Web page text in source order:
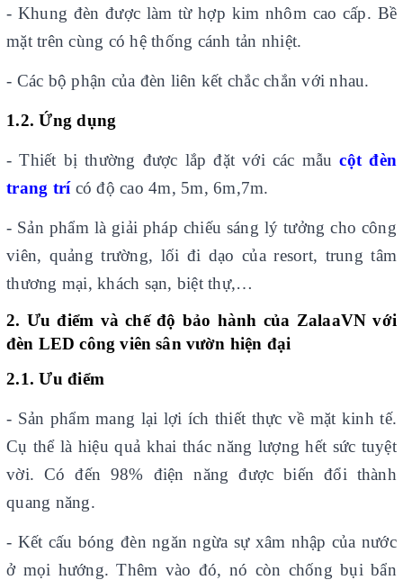
- Khung đèn được làm từ hợp kim nhôm cao cấp. Bề
mặt trên cùng có hệ thống cánh tản nhiệt.
- Các bộ phận của đèn liên kết chắc chắn với nhau.
1.2. Ứng dụng
- Thiết bị thường được lắp đặt với các mẫucột đèn
trang trícó độ cao 4m, 5m, 6m,7m.
- Sản phẩm là giải pháp chiếu sáng lý tưởng cho công
viên, quảng trường, lối đi dạo của resort, trung tâm
thương mại, khách sạn, biệt thự,…
2. Ưu điểm và chế độ bảo hành của ZalaaVN với
đèn LED công viên sân vườn hiện đại
2.1. Ưu điểm
- Sản phẩm mang lại lợi ích thiết thực về mặt kinh tế.
Cụ thể là hiệu quả khai thác năng lượng hết sức tuyệt
vời. Có đến 98% điện năng được biến đổi thành
quang năng.
- Kết cấu bóng đèn ngăn ngừa sự xâm nhập của nước
ở mọi hướng. Thêm vào đó, nó còn chống bụi bẩn